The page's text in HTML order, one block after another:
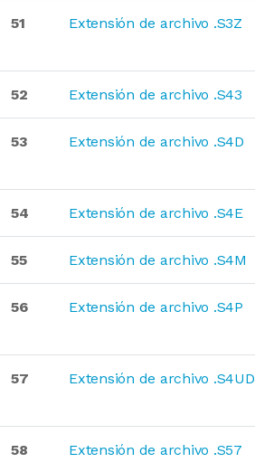
51 Extensión de archivo .S3Z
52 Extensión de archivo .S43
53 Extensión de archivo .S4D
54 Extensión de archivo .S4E
55 Extensión de archivo .S4M
56 Extensión de archivo .S4P
57 Extensión de archivo .S4UD
58 Extensión de archivo .S57